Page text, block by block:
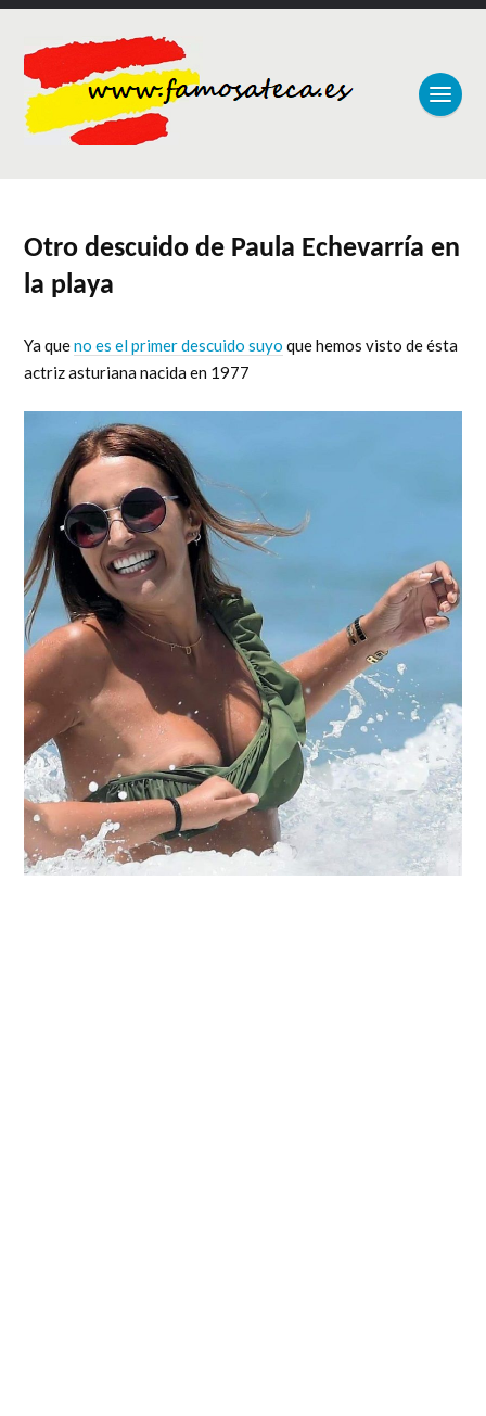
Otro descuido de Paula Echevarría en
la playa
Ya queno es el primer descuido suyo que hemos visto de ésta
actriz asturiana nacida en 1977